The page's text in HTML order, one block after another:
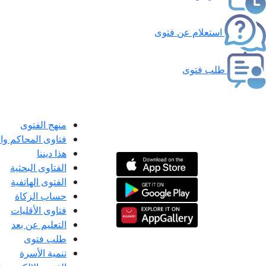
استعلام عن فتوى
طلب فتوى
منهج الفتوى
فتاوى المحاكم
هذا ديننا
الفتاوى البحثية
الفتوى الهاتفية
حساب الزكاة
فتاوى الأقليات
التعليم عن بعد
طلب فتوى
تنمية الأسرة